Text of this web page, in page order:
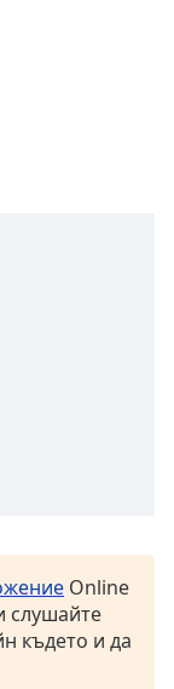
Online
слушайте
където и да